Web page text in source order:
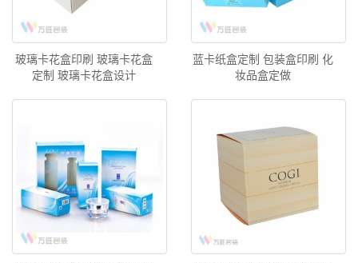
玻璃卡花盒印刷 玻璃卡花盒
定制 玻璃卡花盒设计
蓝卡纸盒定制 包装盒印刷 化
妆品盒定做